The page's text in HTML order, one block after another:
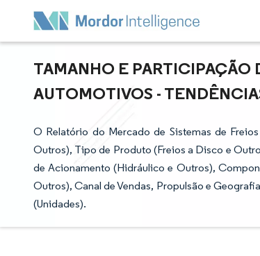
TAMANHO E PARTICIPAÇÃO
AUTOMOTIVOS -
O Relatório do Mercado de Sistemas de
Outros), Tipo de Produto (Freios a Disco e
de Acionamento (Hidráulico e Outros),
Outros), Canal de Vendas, Propulsão e
(Unidades).